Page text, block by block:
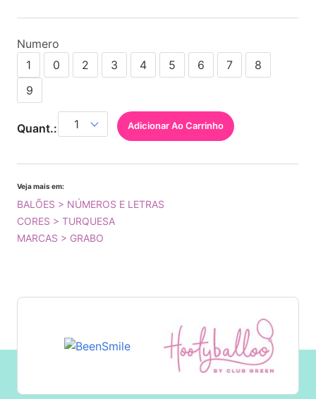
Numero
1
0 2 3 4 5 6 7
8
9
Quant.: Adicionar Ao Carrinho
Veja mais em:
BALÕES > NÚMEROS E LETRAS
CORES > TURQUESA
MARCAS > GRABO